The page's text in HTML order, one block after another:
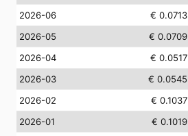
2026-06
€ 0.0713
2026-05
€ 0.0709
2026-04
€ 0.0517
2026-03
€ 0.0545
2026-02
€ 0.1037
2026-01
€ 0.1019